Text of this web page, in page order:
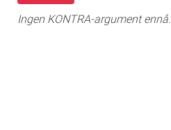
Ingen KONTRA-argument ennå.